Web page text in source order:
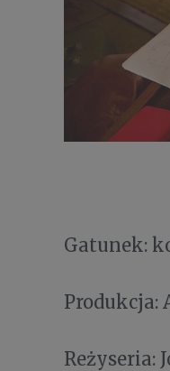
Gatunek:
Produkcja:
Reżyseria: